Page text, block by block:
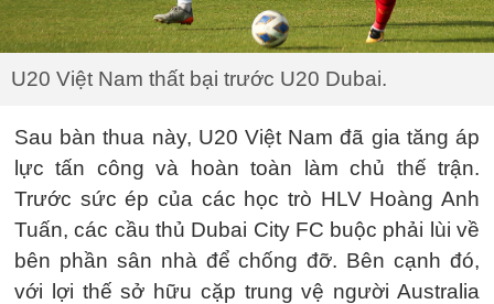
U20 Việt Nam thất bại trước U20 Dubai.
Sau bàn thua này, U20 Việt Nam đã gia tăng áp
lực tấn công và hoàn toàn làm chủ thế trận.
Trước sức ép của các học trò HLV Hoàng Anh
Tuấn, các cầu thủ Dubai City FC buộc phải lùi về
bên phần sân nhà để chống đỡ. Bên cạnh đó,
với lợi thế sở hữu cặp trung vệ người Australia